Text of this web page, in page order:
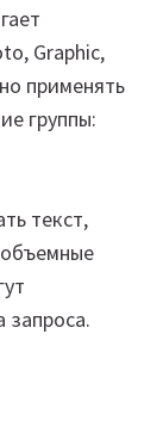
Graphic,
применять
группы:
текст,
запроса.